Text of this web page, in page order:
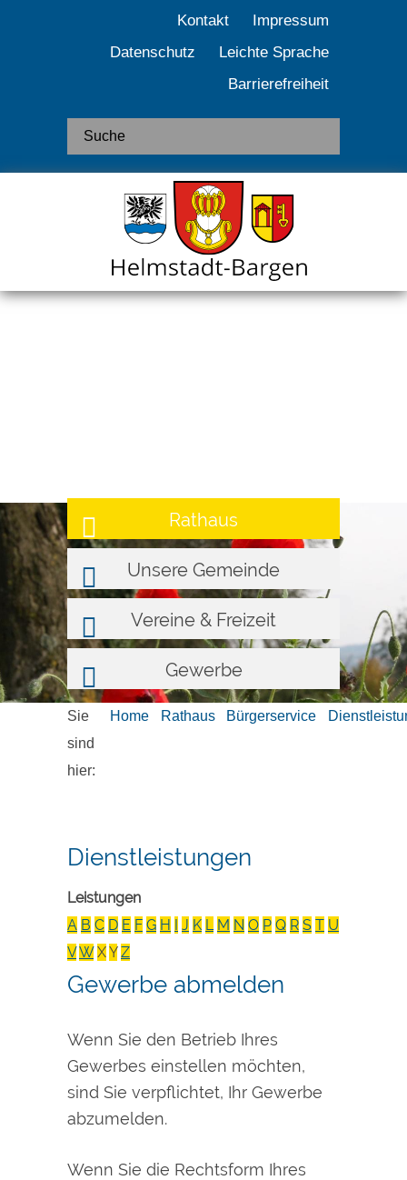
Kontakt
Impressum
Datenschutz
Leichte Sprache
Barrierefreiheit
Rathaus
Unsere Gemeinde
Vereine & Freizeit
Gewerbe
Sie
sind
hier:
Home Rathaus Bürgerservice
Dienstleistungen
Leistungen
A B C D E F G H I J K L M N O P Q R S T U
VW XY Z
Gewerbe abmelden
Wenn Sie den Betrieb Ihres
Gewerbes einstellen möchten,
sind Sie verpflichtet, Ihr Gewerbe
abzumelden.
Wenn Sie die Rechtsform Ihres